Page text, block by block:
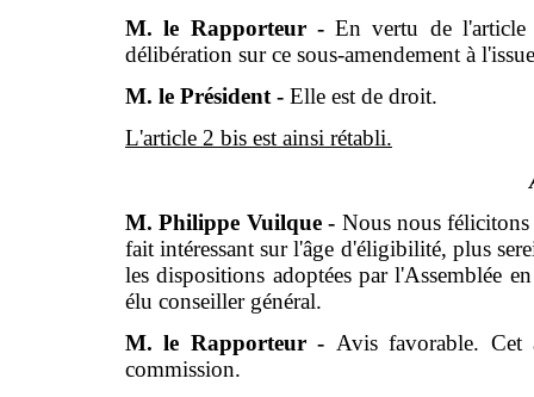
M. le Rapporteur -En vertu de l'article
délibération sur ce sous-amendement à
M. le Président - Elle est de droit.
L'article 2 bis est ainsi rétabli.
M. Philippe Vuilque - Nous nous
fait intéressant sur l'âge d'éligibilité, plus
les dispositions adoptées par l'Assemblée
élu conseiller général.
M. le Rapporteur - Avis favorable. Cet
commission.